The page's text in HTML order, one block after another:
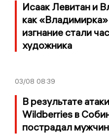
Исаак Левитан и
как
изгнание стали
художника
03/08 08:39
В результате
Wildberries в
пострадал